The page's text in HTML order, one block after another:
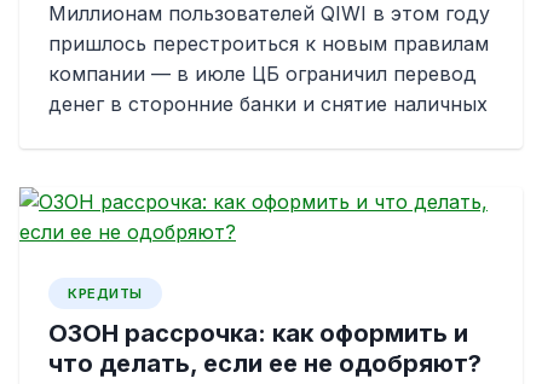
Миллионам пользователей QIWI в этом году
пришлось перестроиться к новым правилам
компании — в июле ЦБ ограничил перевод
денег в сторонние банки и снятие наличных
КРЕДИТЫ
ОЗОН рассрочка: как оформить и
что делать, если ее не одобряют?